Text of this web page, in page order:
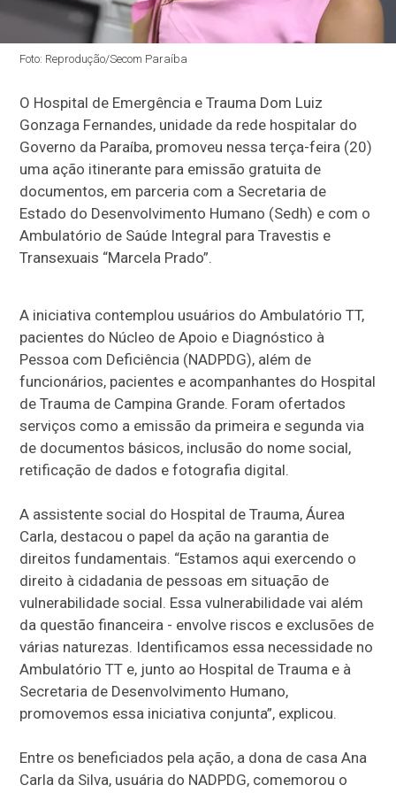
Foto: Reprodução/Secom Paraíba
O Hospital de Emergência e Trauma Dom Luiz
Gonzaga Fernandes, unidade da rede hospitalar do
Governo da Paraíba, promoveu nessa terça-feira (20)
uma ação itinerante para emissão gratuita de
documentos, em parceria com a Secretaria de
Estado do Desenvolvimento Humano (Sedh) e com o
Ambulatório de Saúde Integral para Travestis e
Transexuais “Marcela Prado”.
A iniciativa contemplou usuários do Ambulatório TT,
pacientes do Núcleo de Apoio e Diagnóstico à
Pessoa com Deficiência (NADPDG), além de
funcionários, pacientes e acompanhantes do Hospital
de Trauma de Campina Grande. Foram ofertados
serviços como a emissão da primeira e segunda via
de documentos básicos, inclusão do nome social,
retificação de dados e fotografia digital.
A assistente social do Hospital de Trauma, Áurea
Carla, destacou o papel da ação na garantia de
direitos fundamentais. “Estamos aqui exercendo o
direito à cidadania de pessoas em situação de
vulnerabilidade social. Essa vulnerabilidade vai além
da questão financeira - envolve riscos e exclusões de
várias naturezas. Identificamos essa necessidade no
Ambulatório TT e, junto ao Hospital de Trauma e à
Secretaria de Desenvolvimento Humano,
promovemos essa iniciativa conjunta”, explicou.
Entre os beneficiados pela ação, a dona de casa Ana
Carla da Silva, usuária do NADPDG, comemorou o